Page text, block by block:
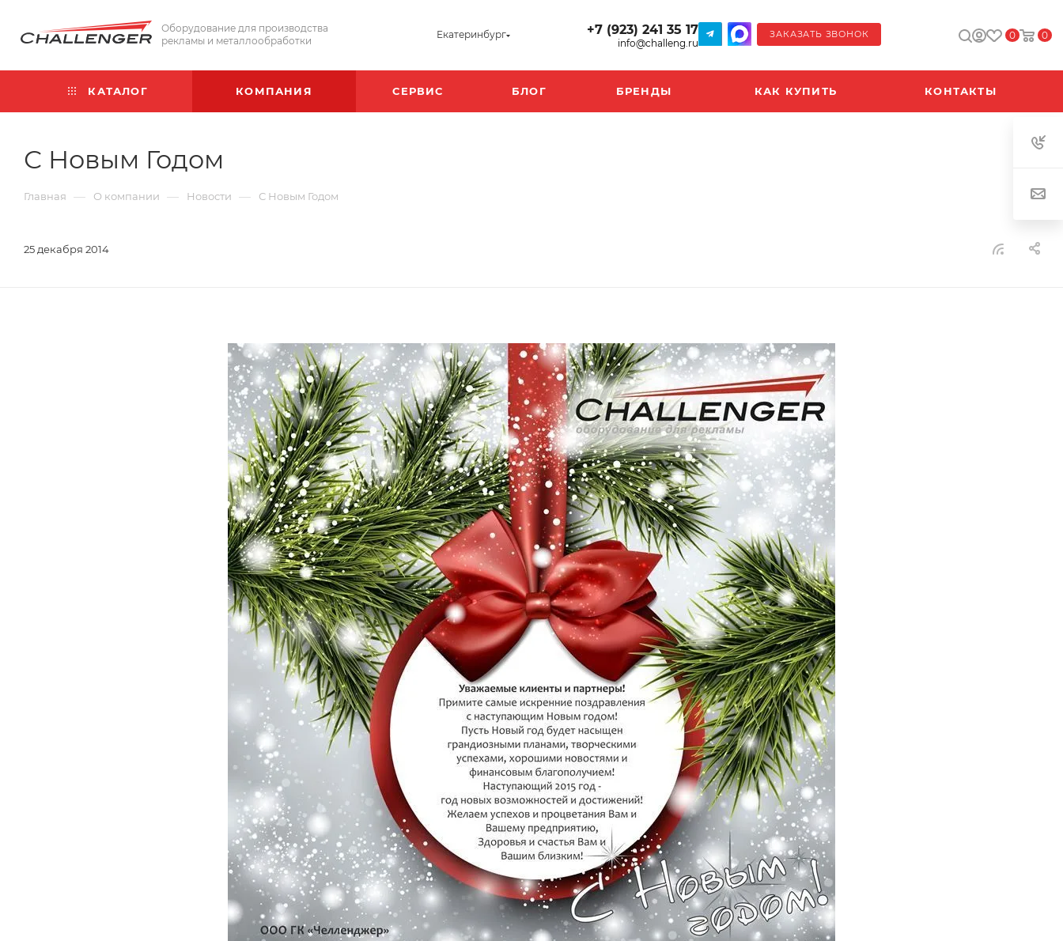
Оборудование для производства
рекламы и металлообработки
Екатеринбург +7 (923) 241 35 17
info@challeng.ru
ЗАКАЗАТЬ ЗВОНОК 0 0
КАТАЛОГ КОМПАНИЯ СЕРВИС БЛОГ БРЕНДЫ КАК КУПИТЬ КОНТАКТЫ
С Новым Годом
Главная — О компании — Новости — С Новым Годом
25 декабря 2014